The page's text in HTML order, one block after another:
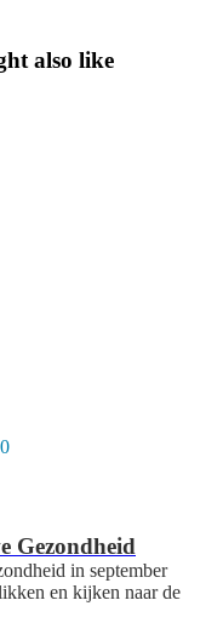
also like
Gezondheid
in september
en kijken naar de